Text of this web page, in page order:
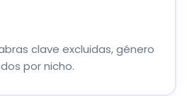
clave excluidas, género
por nicho.